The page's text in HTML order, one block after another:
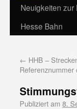
Neuigkeiten zur
Hesse Bahn
← HHB –
Publiziert am 8.